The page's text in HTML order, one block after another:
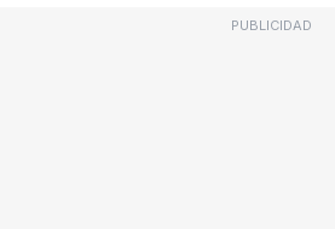
PUBLICIDAD